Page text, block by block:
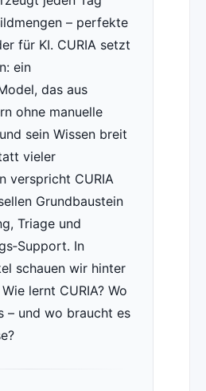
– perfekte
für KI. CURIA setzt
ein
das aus
ohne manuelle
sein Wissen breit
vieler
verspricht CURIA
Grundbaustein
Triage und
In
schauen wir hinter
lernt CURIA? Wo
– und wo braucht es